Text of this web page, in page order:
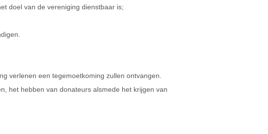
doel van de vereniging dienstbaar is;
verlenen een tegemoetkoming zullen ontvangen.
het hebben van donateurs alsmede het krijgen van